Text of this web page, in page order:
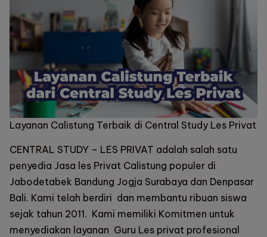
Layanan Calistung Terbaik di Central Study Les Privat
CENTRAL STUDY – LES PRIVAT adalah salah satu
penyedia Jasa les Privat Calistung populer di
Jabodetabek Bandung Jogja Surabaya dan Denpasar
Bali. Kami telah berdiri dan membantu ribuan siswa
sejak tahun 2011. Kami memiliki Komitmen untuk
menyediakan layanan Guru Les privat profesional